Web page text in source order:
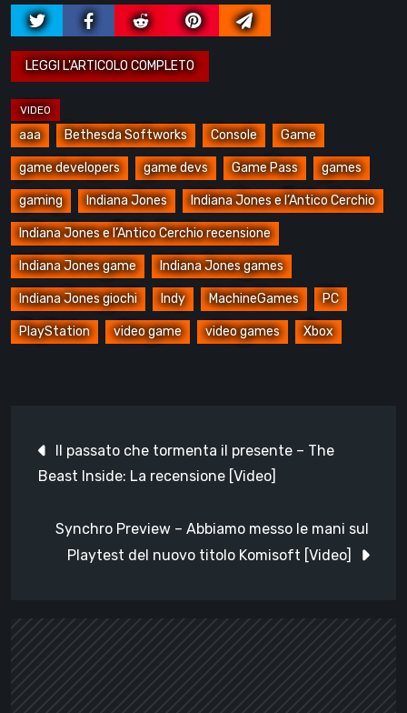
aaa Bethesda Softworks Console Game
game developers game devs Game Pass games
gaming Indiana Jones Indiana Jones e l’Antico Cerchio
Indiana Jones e l’Antico Cerchio recensione
Indiana Jones game Indiana Jones games
Indiana Jones giochi Indy MachineGames PC
PlayStation video game video games Xbox
articoli
Il passato che tormenta il presente – The
Beast Inside: La recensione [Video]
Synchro Preview – Abbiamo messo le mani sul
Playtest del nuovo titolo Komisoft [Video]